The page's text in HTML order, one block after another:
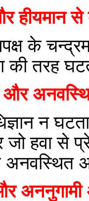
हीयमान से
के
की तरह
न
हवा से